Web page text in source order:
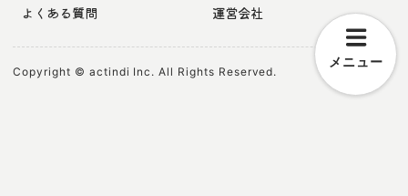
メニュー
よくある質問
運営会社
Copyright © actindi Inc. All Rights Reserved.